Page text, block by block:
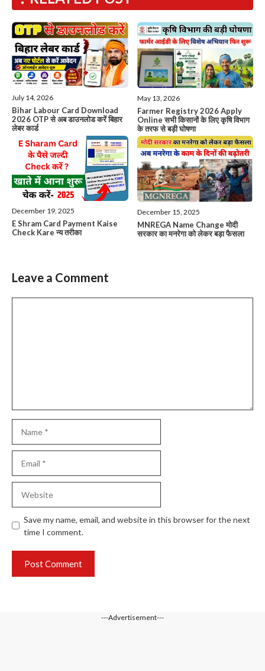
July 14, 2026
Bihar Labour Card Download
2026 OTP से अब डाउनलोड करें बिहार
लेबर कार्ड
May 13, 2026
Farmer Registry 2026 Apply
Online सभी किसानों के लिए कृषि विभाग
के तरफ से बड़ी घोषणा
December 19, 2025
E Shram Card Payment Kaise
Check Kare न्य तरीका
December 15, 2025
MNREGA Name Change मोदी
सरकार का मनरेगा को लेकर बड़ा फैसला
Leave a Comment
Save my name, email, and website in this browser for the next
time I comment.
---Advertisement---